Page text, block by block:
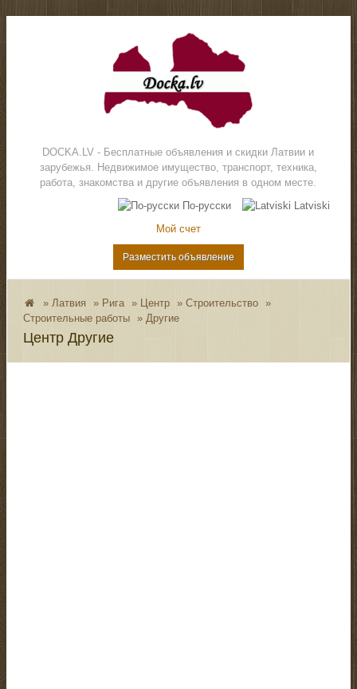
DOCKA.LV - Бесплатные объявления и скидки Латвии и
зарубежья. Недвижимое имущество, транспорт, техника,
работа, знакомства и другие объявления в одном месте.
По-русски
Latviski
Мой счет
Разместить объявление
»Латвия » Рига » Центр »Строительство »
Строительные работы
» Другие
Центр Другие